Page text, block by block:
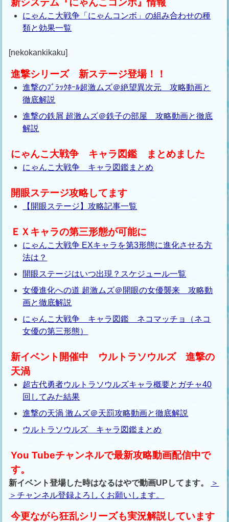
新システム『にゃんこコンボ』情報
にゃんこ大戦争「にゃんコンボ」の組み合わせの種
類と効果一覧
[nekokankikaku]
進撃シリーズ 新ステージ登場！！
進撃のﾌﾞﾗｯｸﾎｰﾙ超激ムズ＠絶望異次元 攻略動画と
徹底解説
進撃の鉄屑 超激ムズ＠鉄子の部屋 攻略動画と徹底
解説
にゃんこ大戦争 キャラ図鑑 まとめました
にゃんこ大戦争 キャラ図鑑まとめ
開眼ステージ攻略してます
【開眼ステージ】攻略記事一覧
ＥＸキャラの第三形態が可能に
にゃんこ大戦争 EXキャラを第3形態に進化させる方
法は？
開眼ステージはいつ出現？スケジュール一覧
女優進化への道 超激ムズ＠開眼の女優襲来 攻略動
画と徹底解説
にゃんこ大戦争 キャラ図鑑 ネコマッチョ（ネコ
女優の第三形態）
新イベント開催中 ウルトラソウルズ 進撃の
天渦
超古代勇者ウルトラソウルズキャラ概要とガチャ40
回してみた結果
進撃の天渦 激ムズ＠天罰攻略動画と徹底解説
ウルトラソウルズ キャラ図鑑まとめ
You Tubeチャンネルで最新攻略動画配信中で
す。
新イベント登場した時はなるはやで動画UPしてます。
＞
＞チャンネル登録よろしくお願いします。
今更ながら狂乱シリーズも実況解説しています